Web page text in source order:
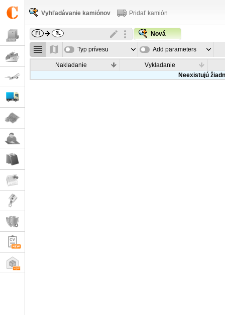
Vyhľadávanie kamiónov Pridať kamión
Nová
Typ prívesu Add parameters
Nakladanie
Vykladanie
Neexistujú